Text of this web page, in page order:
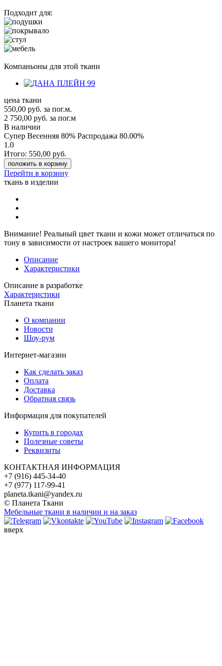
Подходит для:
Компаньоны для этой ткани
цена ткани
550,00 руб. за пог.м.
2 750,00 руб. за пог.м
В наличии
Супер Весенняя 80% Распродажа 80.00%
1.0
Итого: 550,00 руб.
положить в корзину
Перейти в корзину
ткань в изделии
Внимание! Реальный цвет ткани и кожи может отличаться по
тону в зависимости от настроек вашего монитора!
Описание
Характеристики
Описание в разработке
Характеристики
Планета ткани
О компании
Новости
Шоу-рум
Интернет-магазин
Как сделать заказ
Оплата
Доставка
Обратная связь
Информация для покупателей
Купить в городах
Полезные советы
Реквизиты
КОНТАКТНАЯ ИНФОРМАЦИЯ
+7 (916) 445-34-40
+7 (977) 117-99-41
planeta.tkani@yandex.ru
© Планета Ткани
Мебельные ткани в наличии и на заказ
вверх